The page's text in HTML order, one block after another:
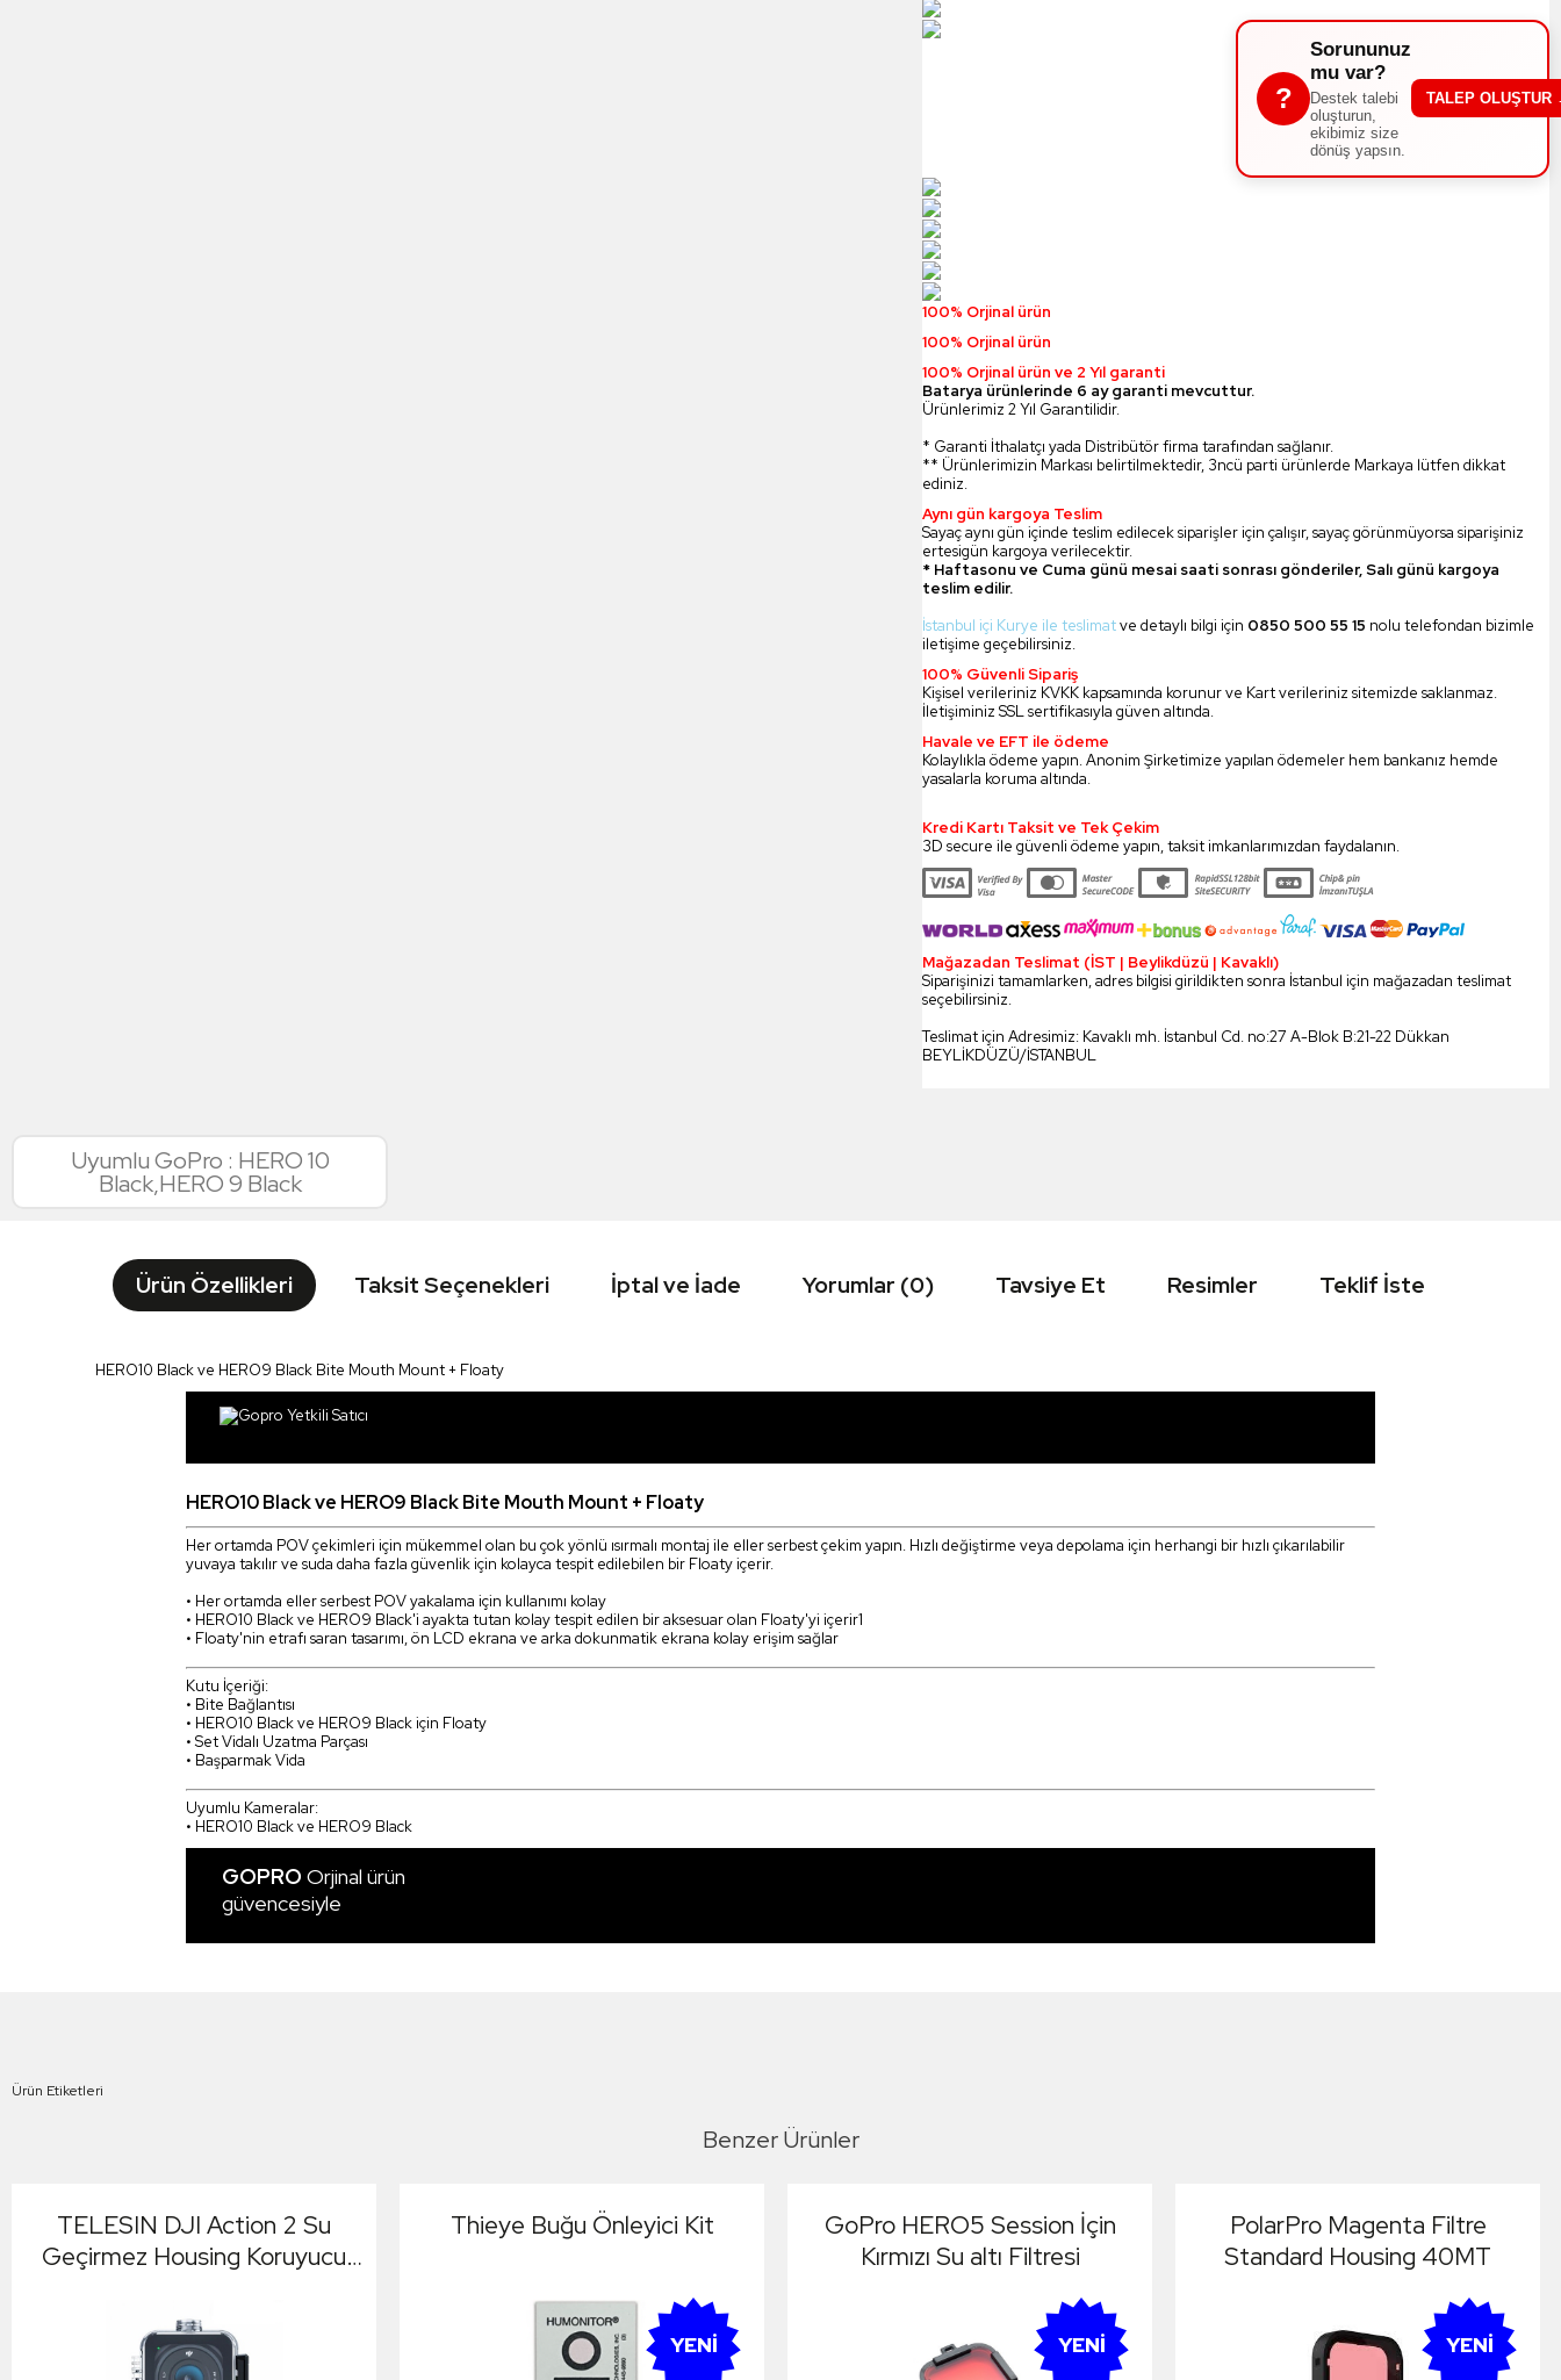
?
Sorununuz
mu var?
Destek talebi
oluşturun,
ekibimiz size
dönüş yapsın.
TALEP OLUŞTUR
100% Orjinal ürün
100% Orjinal ürün
100% Orjinal ürün ve 2 Yıl garanti
Batarya ürünlerinde 6 ay garanti mevcuttur.
Ürünlerimiz 2 Yıl Garantilidir.
* Garanti İthalatçı yada Distribütör firma tarafından sağlanır.
** Ürünlerimizin Markası belirtilmektedir, 3ncü parti ürünlerde Markaya lütfen dikkat
ediniz.
Aynı gün kargoya Teslim
Sayaç aynı gün içinde teslim edilecek siparişler için çalışır, sayaç görünmüyorsa siparişiniz
ertesigün kargoya verilecektir.
* Haftasonu ve Cuma günü mesai saati sonrası gönderiler, Salı günü kargoya
teslim edilir.
İstanbul içi Kurye ile teslimatve detaylı bilgi için 0850 500 55 15 nolu telefondan bizimle
iletişime geçebilirsiniz.
100% Güvenli Sipariş
Kişisel verileriniz KVKK kapsamında korunur ve Kart verileriniz sitemizde saklanmaz.
İletişiminiz SSL sertifikasıyla güven altında.
Havale ve EFT ile ödeme
Kolaylıkla ödeme yapın. Anonim Şirketimize yapılan ödemeler hem bankanız hemde
yasalarla koruma altında.
Kredi Kartı Taksit ve Tek Çekim
3D secure ile güvenli ödeme yapın, taksit imkanlarımızdan faydalanın.
Mağazadan Teslimat (İST | Beylikdüzü | Kavaklı)
Siparişinizi tamamlarken, adres bilgisi girildikten sonra İstanbul için mağazadan teslimat
seçebilirsiniz.
Teslimat için Adresimiz: Kavaklı mh. İstanbul Cd. no:27 A-Blok B:21-22 Dükkan
BEYLİKDÜZÜ/İSTANBUL
Uyumlu GoPro : HERO 10
Black,HERO 9 Black
Ürün Özellikleri Taksit Seçenekleri İptal ve İade Yorumlar (0) Tavsiye Et Resimler Teklif İste
HERO10 Black ve HERO9 Black Bite Mouth Mount + Floaty
HERO10 Black ve HERO9 Black Bite Mouth Mount + Floaty
Her ortamda POV çekimleri için mükemmel olan bu çok yönlü ısırmalı montaj ile eller serbest çekim yapın. Hızlı değiştirme veya depolama için herhangi bir hızlı çıkarılabilir
yuvaya takılır ve suda daha fazla güvenlik için kolayca tespit edilebilen bir Floaty içerir.
• Her ortamda eller serbest POV yakalama için kullanımı kolay
• HERO10 Black ve HERO9 Black'i ayakta tutan kolay tespit edilen bir aksesuar olan Floaty'yi içerir1
• Floaty'nin etrafı saran tasarımı, ön LCD ekrana ve arka dokunmatik ekrana kolay erişim sağlar
Kutu İçeriği:
• Bite Bağlantısı
• HERO10 Black ve HERO9 Black için Floaty
• Set Vidalı Uzatma Parçası
• Başparmak Vida
Uyumlu Kameralar:
• HERO10 Black ve HERO9 Black
GOPRO Orjinal ürün
güvencesiyle
Ürün Etiketleri
Benzer Ürünler
TELESIN DJI Action 2 Su
Geçirmez Housing Koruyucu
Koruma Kabı Kılıf
Thieye Buğu Önleyici Kit
YENI
GoPro HERO5 Session İçin
Kırmızı Su altı Filtresi
YENI
PolarPro Magenta Filtre
Standard Housing 40MT
YENI